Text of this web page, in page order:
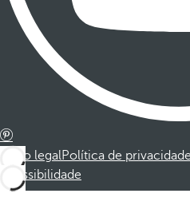
Aviso legalPolítica de privacidade
Acessibilidade